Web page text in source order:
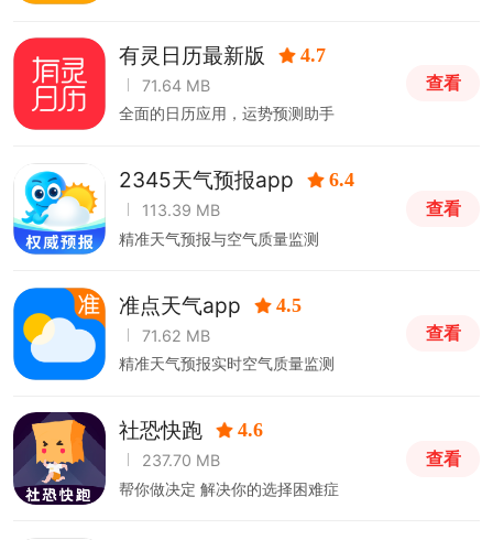
有灵日历最新版 4.7
71.64 MB
全面的日历应用，运势预测助手
查看
2345天气预报app 6.4
113.39 MB
精准天气预报与空气质量监测
查看
准点天气app 4.5
71.62 MB
精准天气预报实时空气质量监测
查看
社恐快跑 4.6
237.70 MB
帮你做决定 解决你的选择困难症
查看